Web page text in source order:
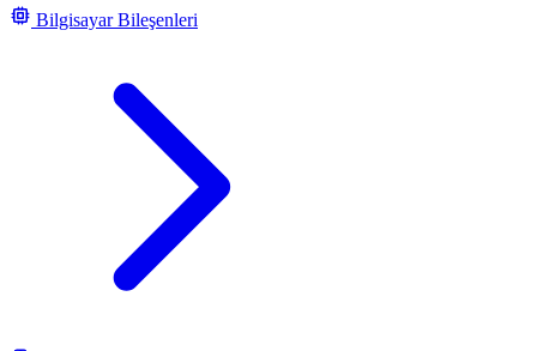
Bilgisayar Bileşenleri